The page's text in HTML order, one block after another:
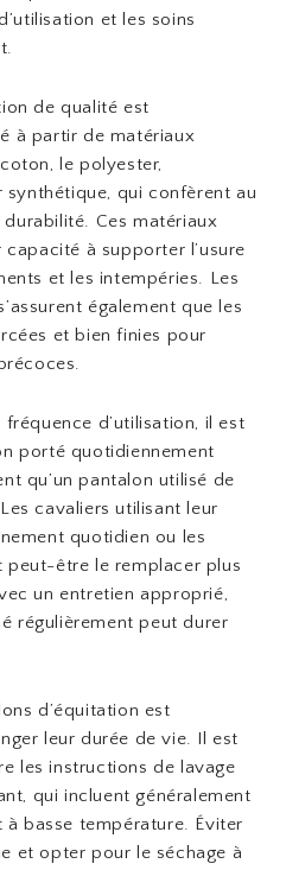
et les soins
de qualité est
à partir de matériaux
le polyester,
synthétique, qui confèrent au
Ces matériaux
à supporter l’usure
et les intempéries. Les
également que les
et bien finies pour
d’utilisation, il est
porté quotidiennement
qu’un pantalon utilisé de
cavaliers utilisant leur
quotidien ou les
être le remplacer plus
un entretien approprié,
régulièrement peut durer
d’équitation est
leur durée de vie. Il est
les instructions de lavage
qui incluent généralement
à basse température. Éviter
et opter pour le séchage à